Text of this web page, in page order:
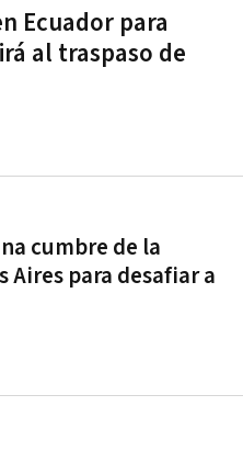
Ecuador para
al traspaso de
cumbre de la
Aires para desafiar a